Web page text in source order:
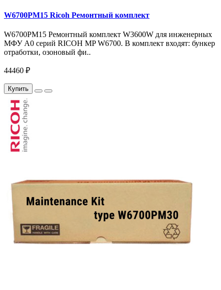
W6700PM15 Ricoh Ремонтный комплект
W6700PM15 Ремонтный комплект W3600W для инженерных
МФУ A0 серий RICOH MP W6700. В комплект входят: бункер
отработки, озоновый фи..
44460 ₽
Купить